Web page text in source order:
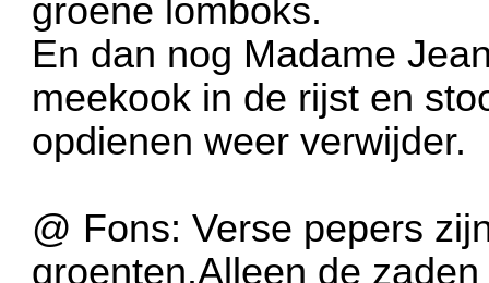
groene lomboks.
En dan nog Madame
meekook in de rijst en
opdienen weer verwijder.
@ Fons: Verse pepers
groenten.Alleen de